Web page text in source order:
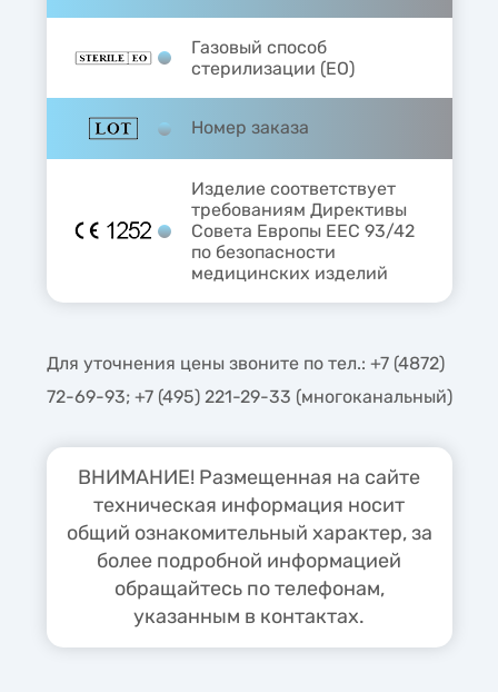
Газовый способ
стерилизации (EO)
Номер заказа
Изделие соответствует
требованиям Директивы
Совета Европы ЕЕС 93/42
по безопасности
медицинских изделий
Для уточнения цены звоните по тел.: +7 (4872)
72-69-93; +7 (495) 221-29-33 (многоканальный)
ВНИМАНИЕ! Размещенная на сайте
техническая информация носит
общий ознакомительный характер, за
более подробной информацией
обращайтесь по телефонам,
указанным в контактах.